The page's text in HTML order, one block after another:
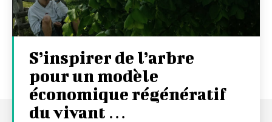
S’inspirer de l’arbre
pour un modèle
économique régénératif
du vivant …